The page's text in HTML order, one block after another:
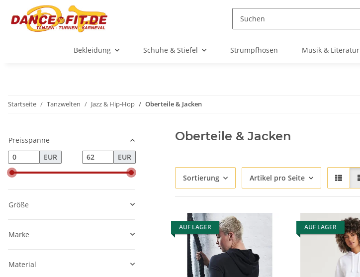
Bekleidung Schuhe & Stiefel Strumpfhosen Musik & Literatur
Startseite Tanzwelten Jazz & Hip-Hop Oberteile & Jacken
Oberteile & Jacken
Sortierung Artikel pro Seite
AUF LAGER AUF LAGER
Preisspanne
EUR
EUR
Größe
Marke
Material